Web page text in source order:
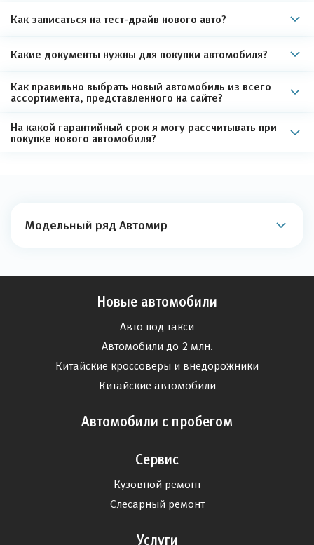
Как записаться на тест-драйв нового авто?
Какие документы нужны для покупки автомобиля?
Как правильно выбрать новый автомобиль из всего
ассортимента, представленного на сайте?
На какой гарантийный срок я могу рассчитывать при
покупке нового автомобиля?
Модельный ряд Автомир
Новые автомобили
Авто под такси
Автомобили до 2 млн.
Китайские кроссоверы и внедорожники
Китайские автомобили
Автомобили с пробегом
Сервис
Кузовной ремонт
Слесарный ремонт
Услуги